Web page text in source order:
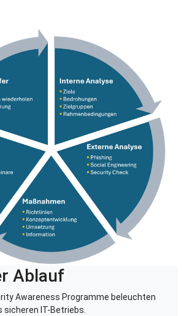
Ablauf
Awareness Programme beleuchten
sicheren IT-Betriebs.